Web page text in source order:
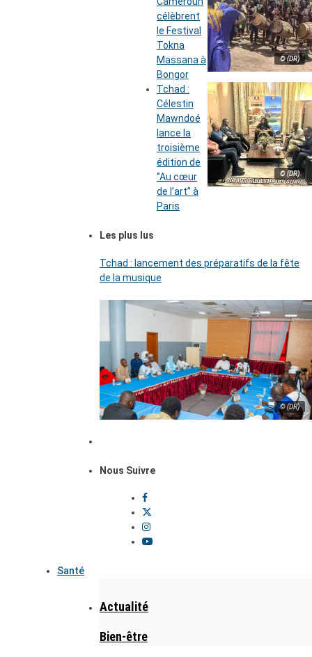
© (DR)
célèbrent
le Festival
Tokna
Massana à
Bongor
© (DR)
Tchad :
Célestin
Mawndoé
lance la
troisième
édition de
‘’Au cœur
de l’art’’ à
Paris
Les plus lus
Tchad : lancement des préparatifs de la fête
de la musique
© (DR)
Nous Suivre
Santé
Actualité
Bien-être